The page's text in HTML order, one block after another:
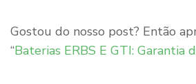
Gostou do nosso post? Então
“Baterias ERBS E GTI: Garantia